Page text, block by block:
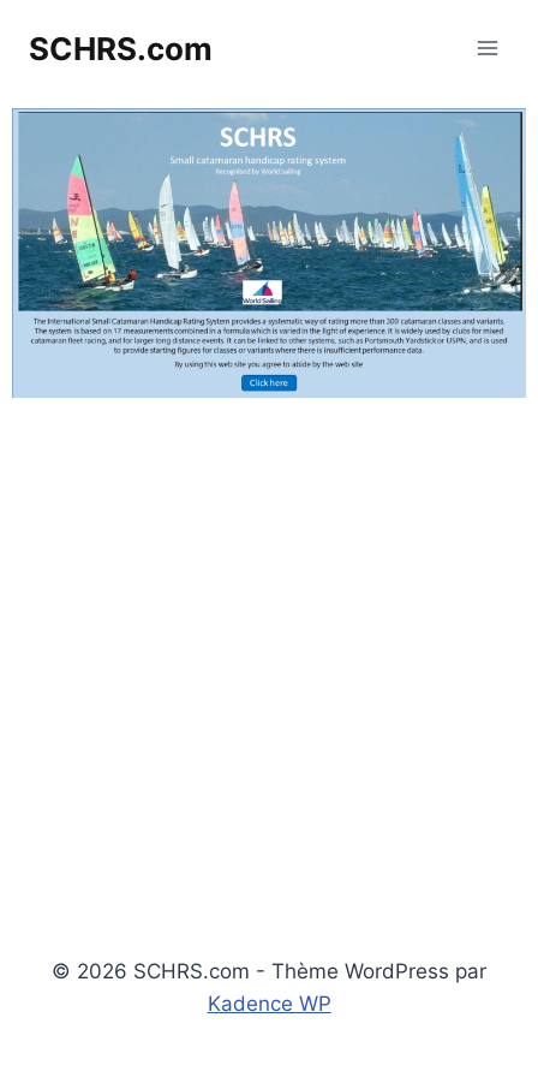
SCHRS.com
© 2026 SCHRS.com - Thème WordPress par
Kadence WP